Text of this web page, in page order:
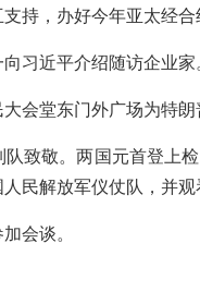
持，办好今年亚太经
习近平介绍随访企业家
会堂东门外广场为特朗
致敬。两国元首登上
民解放军仪仗队，并观
会谈。